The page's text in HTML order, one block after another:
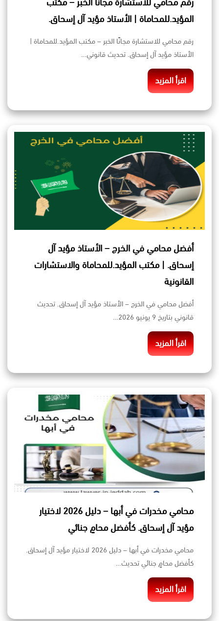
المؤيد.للمحاماة | الأستاذ مؤيد آل إسحاق.
رقم محامي للاستشارة مجانًا الخبر – مكتب المؤيد.للمحاماة |
الأستاذ مؤيد آل إسحاق. تحديث قانوني…
اقرأ المزيد
أفضل محامي في الخرج – الأستاذ مؤيد آل
إسحاق. | مكتب المؤيد.للمحاماة والاستشارات
القانونية
أفضل محامي في الخرج – الأستاذ مؤيد آل إسحاق. تحديث
قانوني بتاريخ 9 يونيو 2026…
اقرأ المزيد
محامي مخدرات في أبها – دليل 2026 لاختيار
مؤيد آل إسحاق. كأفضل محامٍ جنائي
محامي مخدرات في أبها – دليل 2026 لاختيار مؤيد آل إسحاق.
كأفضل محامٍ جنائي تحديث…
اقرأ المزيد